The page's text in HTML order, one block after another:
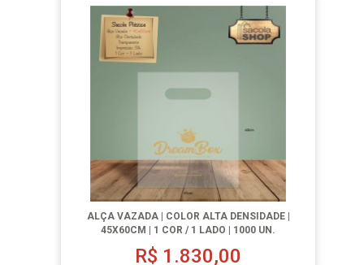
ALÇA VAZADA | COLOR ALTA DENSIDADE |
45X60CM | 1 COR / 1 LADO | 1000 UN.
R$ 1.830,00